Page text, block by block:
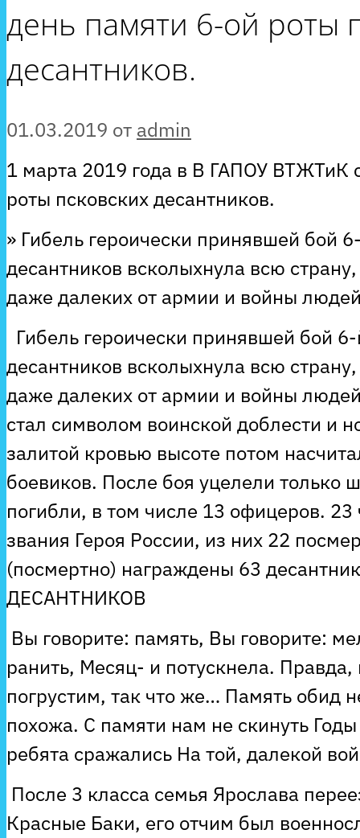
день памяти 6-ой роты
десантников.
01.03.2019 от admin
1 марта 2019 года в В ГАПОУ ВТЖТиК
роты псковских десантников.
» Гибель героически принявшей бой
десантников всколыхнула всю
даже далеких от армии и войны
Гибель героически принявшей бой
десантников всколыхнула всю
даже далеких от армии и войны
стал символом воинской доблести и
залитой кровью высоте потом
боевиков. После боя уцелели только
погибли, в том числе 13 офицеров.
звания Героя России, из них 22
(посмертно) награждены 63
ДЕСАНТНИКОВ
Вы говорите: память, Вы говорите:
ранить, Месяц- и потускнела.
погрустим, так что же… Память обид
похожа. С памяти нам не скинуть
ребята сражались На той, далекой
После 3 класса семья Ярослава
Красные Баки, его отчим был